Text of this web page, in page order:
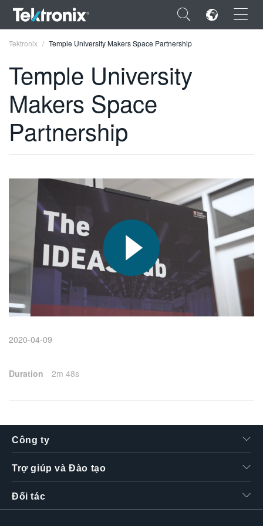
×
ENGLISH
FRANÇAIS
VIỆT NAM
简体中文
日本語
한국어
繁體中文
Tektronix Temple University Makers Space Partnership
Temple University
Makers Space
Partnership
2020-04-09
Duration 2m 48s
Công ty
Trợ giúp và Đào tạo
Đối tác